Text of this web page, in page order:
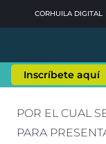
CORHUILA DIGITAL
Inscríbete aquí
POR EL CUAL
PARA